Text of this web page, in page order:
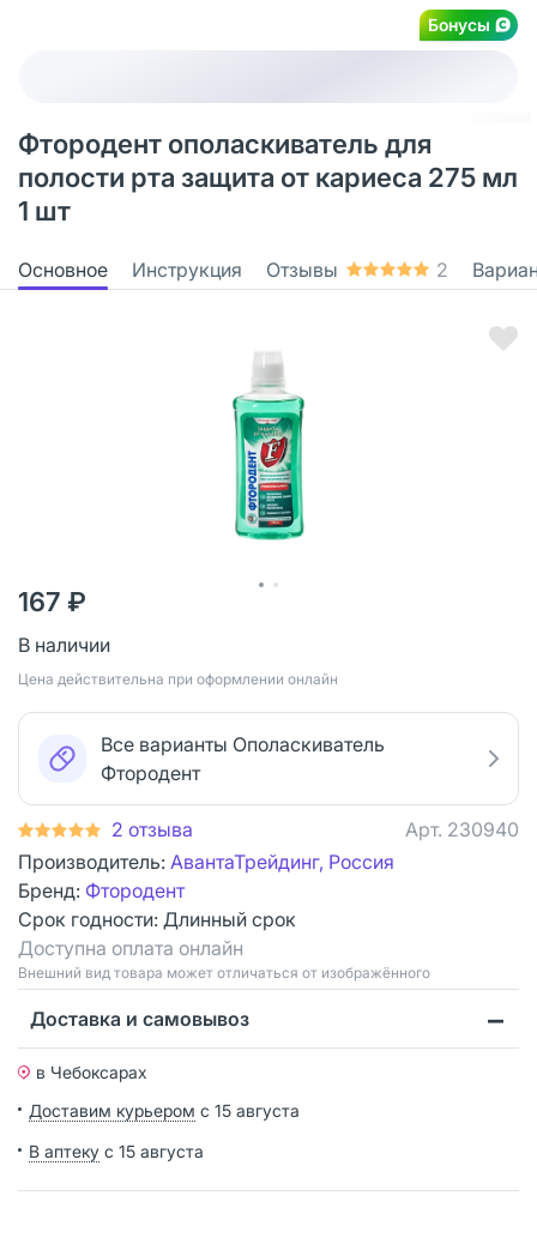
Бонусы
Фтородент ополаскиватель для
полости рта защита от кариеса 275 мл
1 шт
Основное Инструкция Отзывы 2
167 ₽
В наличии
Цена действительна при оформлении онлайн
Все варианты Ополаскиватель
Фтородент
2 отзыва Арт. 230940
Производитель: АвантаТрейдинг, Россия
Бренд: Фтородент
Срок годности: Длинный срок
Доступна оплата онлайн
Bнешний вид товара может отличаться от изображённого
Доставка и самовывоз
в Чебоксарах
Доставим курьером с 15 августа
В аптеку с 15 августа